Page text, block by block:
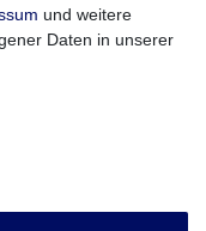
und weitere
Daten in unserer